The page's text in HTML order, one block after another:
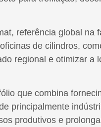
referência global na
de cilindros,
regional e otimizar a
que combina
principalmente
produtivos e